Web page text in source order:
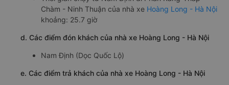
Chàm - Ninh Thuận của nhà xe Hoàng Long - Hà Nội
khoảng: 25.7 giờ
d. Các điểm đón khách của nhà xe Hoàng Long - Hà Nội
Nam Định (Dọc Quốc Lộ)
e. Các điểm trả khách của nhà xe Hoàng Long - Hà Nội